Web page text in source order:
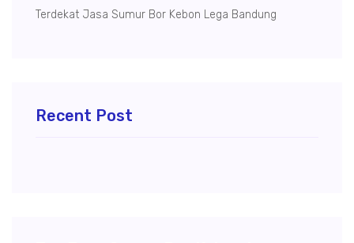
Terdekat Jasa Sumur Bor Kebon Lega Bandung
Recent Post